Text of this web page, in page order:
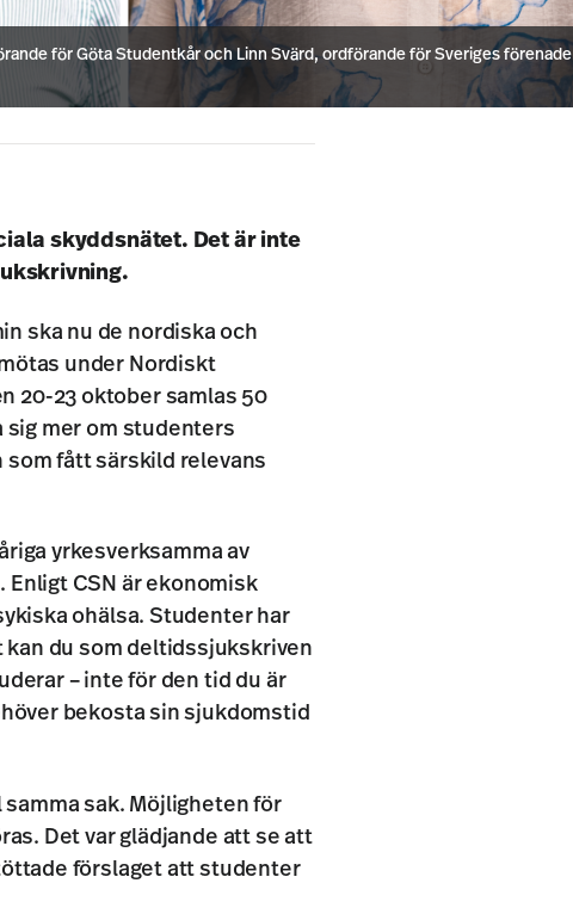
för Göta Studentkår och Linn Svärd, ordförande för Sveriges förenade
skyddsnätet. Det är inte
ska nu de nordiska och
under Nordiskt
20-23 oktober samlas 50
mer om studenters
som fått särskild relevans
yrkesverksamma av
CSN är ekonomisk
ohälsa. Studenter har
kan du som deltidssjukskriven
– inte för den tid du är
bekosta sin sjukdomstid
sak. Möjligheten för
Det var glädjande att se att
förslaget att studenter